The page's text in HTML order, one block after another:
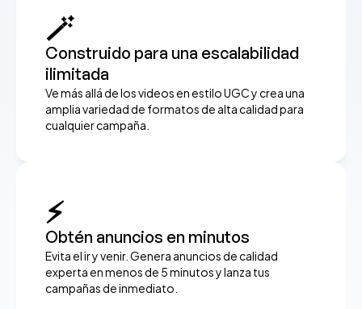
🪄
Construido para una escalabilidad
ilimitada
Ve más allá de los videos en estilo UGC y crea una
amplia variedad de formatos de alta calidad para
cualquier campaña.
⚡️
Obtén anuncios en minutos
Evita el ir y venir. Genera anuncios de calidad
experta en menos de 5 minutos y lanza tus
campañas de inmediato.